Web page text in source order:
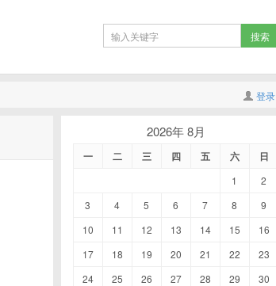
登录
2026年 8月
一 二 三 四 五 六 日
1
2
3
4 5 6 7 8
9
10
11 12 13 14 15
16
17
18 19 20 21 22
23
24
25 26 27 28 29
30